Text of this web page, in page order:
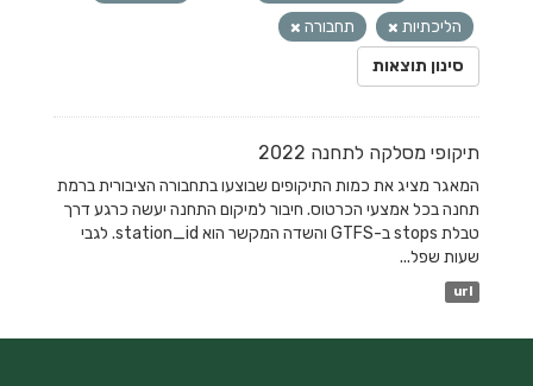
הליכתיות
תחבורה
סינון תוצאות
תיקופי מסלקה לתחנה 2022
המאגר מציג את כמות התיקופים שבוצעו בתחבורה הציבורית ברמת
תחנה בכל אמצעי הכרטוס. חיבור למיקום התחנה יעשה כרגע דרך
טבלת stops ב-GTFS והשדה המקשר הוא station_id. לגבי
שעות שפל...
url